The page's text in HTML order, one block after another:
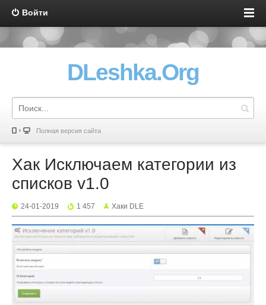
Войти
DLeshka.Org
Полная версия сайта
Хак Исключаем категории из
списков v1.0
24-01-2019 1 457 Хаки DLE